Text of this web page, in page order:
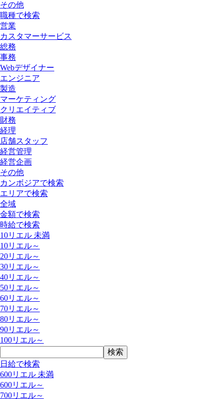
その他
職種で検索
営業
カスタマーサービス
総務
事務
Webデザイナー
エンジニア
製造
マーケティング
クリエイティブ
財務
経理
店舗スタッフ
経営管理
経営企画
その他
カンボジアで検索
エリアで検索
全域
金額で検索
時給で検索
10リエル 未満
10リエル～
20リエル～
30リエル～
40リエル～
50リエル～
60リエル～
70リエル～
80リエル～
90リエル～
100リエル～
日給で検索
600リエル 未満
600リエル～
700リエル～